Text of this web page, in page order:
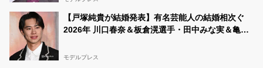
RT@_noa_08_: 女子高生ミスコン ベスト500に選ばれま
した🥺💗 そして本日から3次SNS審査がスタートしまし
た！ このポストのリポスト数が多いとベスト100に選ば
れセミファイナル審査に進めます！ この投稿をリポスト
してください🙏🏻 期間は8月18日22時までです…
【戸塚純貴が結婚発表】有名芸能人の結婚相次ぐ
2026年 川口春奈＆板倉滉選手・田中みな実＆亀梨
モデルプレス